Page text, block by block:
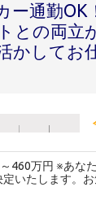
ー通勤
との両立
かしてお
460万円 ※あな
定いたします。